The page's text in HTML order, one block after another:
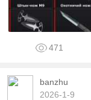
471
banzhu
2026-1-9